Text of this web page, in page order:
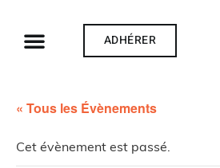
ADHÉRER
« Tous les Évènements
Cet évènement est passé.